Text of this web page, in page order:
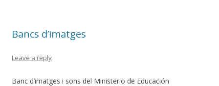
k ix
Bancs d’imatges
Leave a reply
Banc d’imatges i sons del Ministerio de Educación